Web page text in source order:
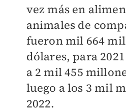
vez más en
animales de
fueron mil 664
dólares, para
a 2 mil 455
luego a los 3 mil
2022.